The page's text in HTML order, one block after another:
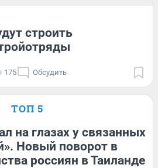
строить
175 Обсудить
ТОП 5
на глазах у связанных
Новый поворот в
россиян в Таиланде